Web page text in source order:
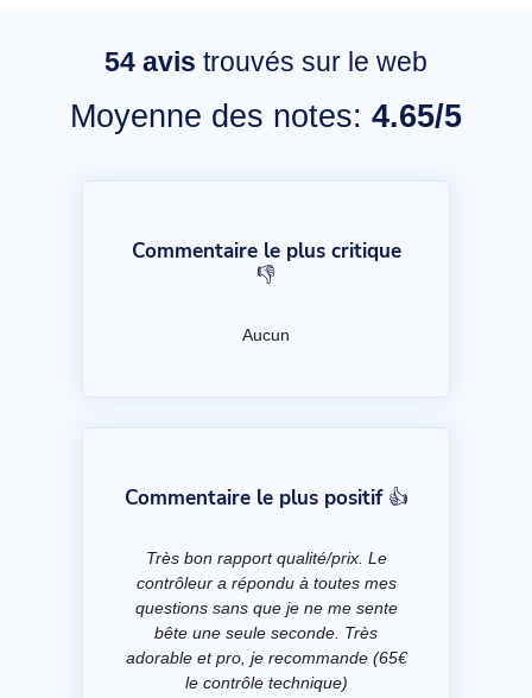
54 avis trouvés sur le web
Moyenne des notes: 4.65/5
Commentaire le plus critique
👎
Aucun
Commentaire le plus positif 👍
Très bon rapport qualité/prix. Le
contrôleur a répondu à toutes mes
questions sans que je ne me sente
bête une seule seconde. Très
adorable et pro, je recommande (65€
le contrôle technique)